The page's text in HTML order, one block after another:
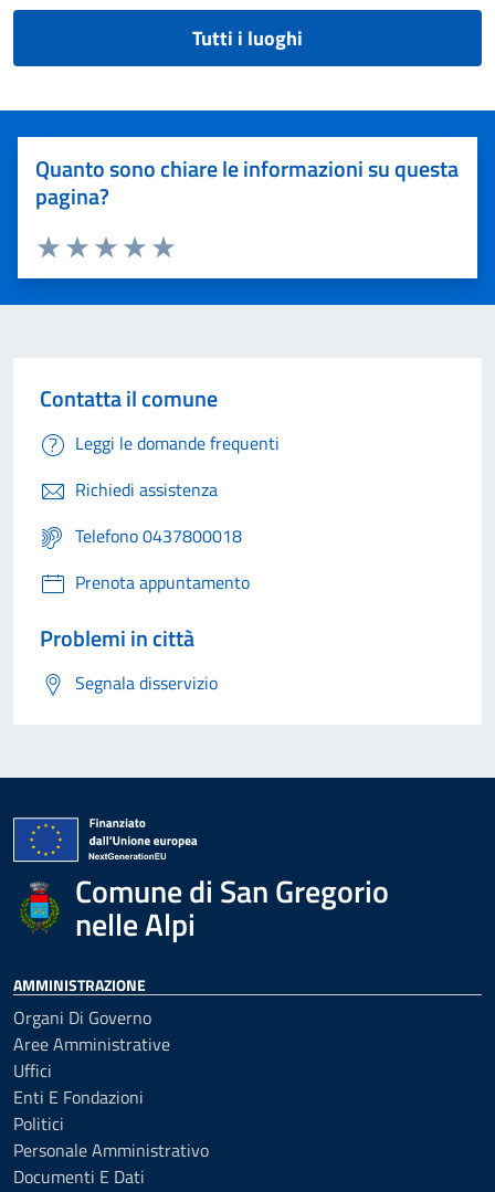
Tutti i luoghi
Quanto sono chiare le informazioni su questa
pagina?
Valuta 5 stelle su 5
Valuta 4 stelle su 5
Valuta 3 stelle su 5
Valuta 2 stelle su 5
Valuta 1 stelle su 5
Contatta il comune
Leggi le domande frequenti
Richiedi assistenza
Telefono 0437800018
Prenota appuntamento
Problemi in città
Segnala disservizio
Comune di San Gregorio
nelle Alpi
AMMINISTRAZIONE
Organi Di Governo
Aree Amministrative
Uffici
Enti E Fondazioni
Politici
Personale Amministrativo
Documenti E Dati